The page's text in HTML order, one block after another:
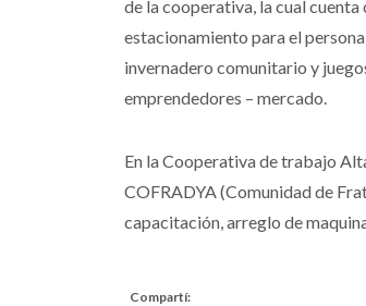
de la cooperativa, la cual
estacionamiento para el
invernadero comunitario y
emprendedores – mercado.
En la Cooperativa de trabajo
COFRADYA (Comunidad de
capacitación, arreglo de
Compartí: